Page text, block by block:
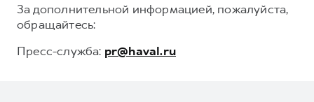
За дополнительной информацией, пожалуйста,
обращайтесь:
Пресс-служба: pr@haval.ru